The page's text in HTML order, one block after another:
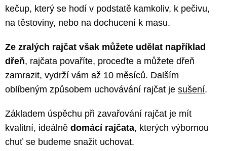
kečup, který se hodí v podstatě kamkoliv, k pečivu,
na těstoviny, nebo na dochucení k masu.
Ze zralých rajčat však můžete udělat například
dřeň, rajčata povaříte, proceďte a můžete dřeň
zamrazit, vydrží vám až 10 měsíců. Dalším
oblíbeným způsobem uchovávání rajčat je sušení.
Základem úspěchu při zavařování rajčat je mít
kvalitní, ideálně domácí rajčata, kterých výbornou
chuť se budeme snažit uchovat.